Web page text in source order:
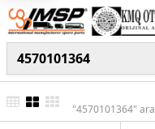
"4570101364"